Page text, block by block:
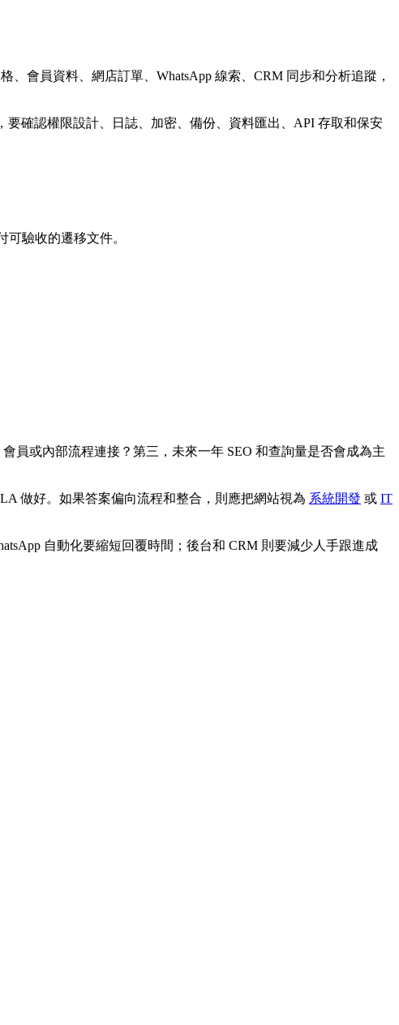
會員資料、網店訂單、WhatsApp 線索、CRM 同步和分析追蹤，
要確認權限設計、日誌、加密、備份、資料匯出、API 存取和保安
驗收的遷移文件。
員或內部流程連接？第三，未來一年 SEO 和查詢量是否會成為主
做好。如果答案偏向流程和整合，則應把網站視為 系統開發 或 IT
自動化要縮短回覆時間；後台和 CRM 則要減少人手跟進成